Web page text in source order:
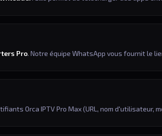
Pro. Notre équipe WhatsApp vous fournit le
Orca IPTV Pro Max (URL, nom d'utilisateur,